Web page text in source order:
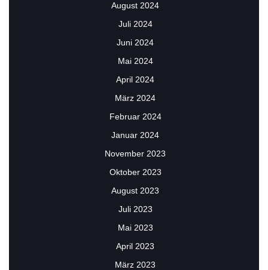
August 2024
Juli 2024
Juni 2024
Mai 2024
April 2024
März 2024
Februar 2024
Januar 2024
November 2023
Oktober 2023
August 2023
Juli 2023
Mai 2023
April 2023
März 2023